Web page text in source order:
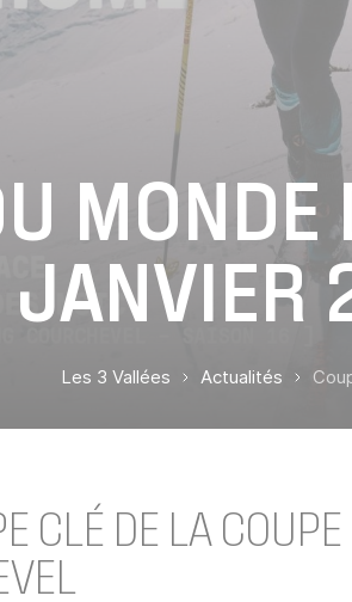
JANVIER
Les 3 Vallées Actualités
CLÉ DE LA